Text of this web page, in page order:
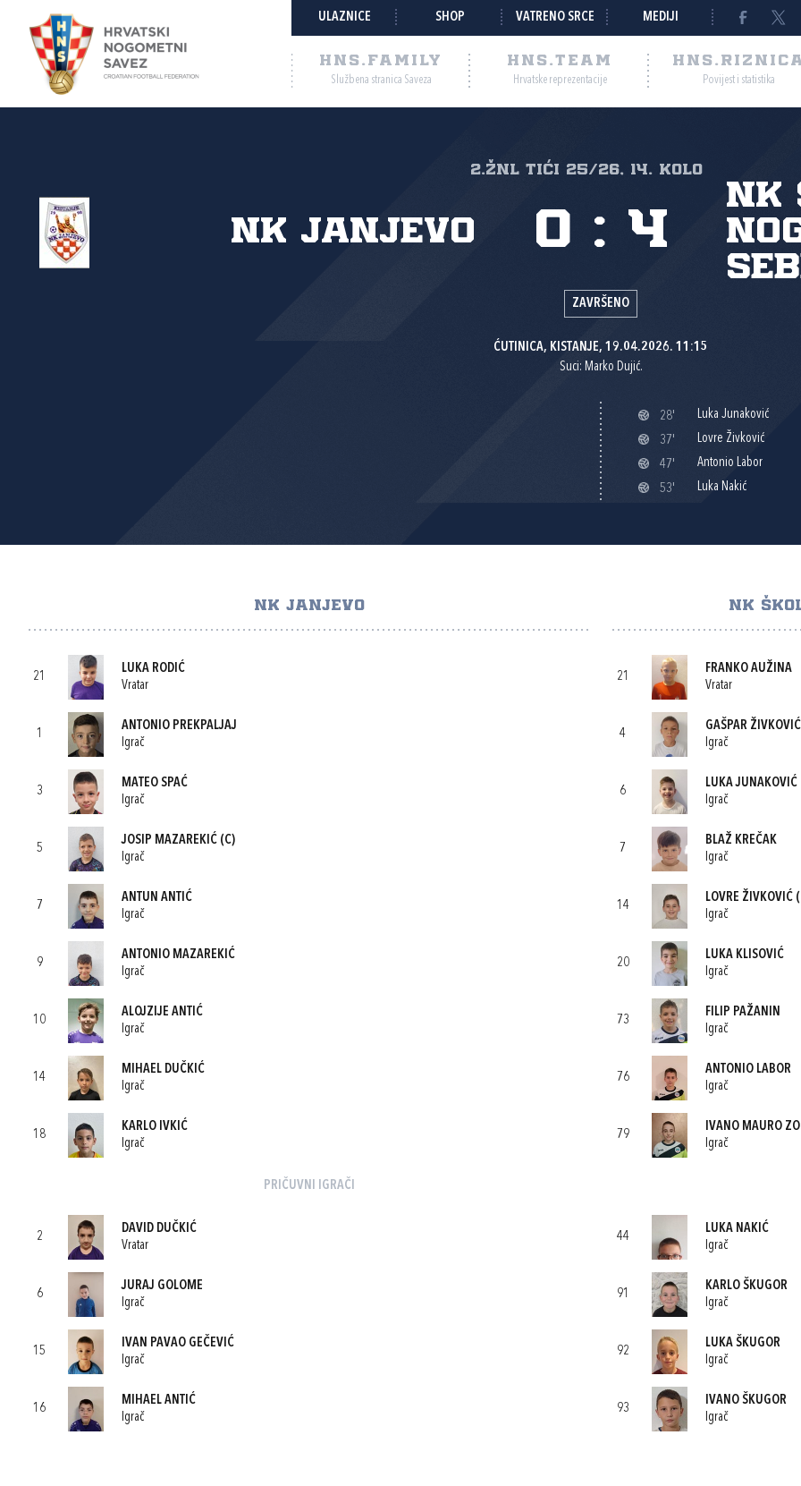
ULAZNICE SHOP VATRENO SRCE MEDIJI
HNS.FAMILY
Službena stranica Saveza
HNS.TEAM
Hrvatske reprezentacije Povijest i statistika
2.ŽNL TIĆI 25/26, 14. kolo
NK Janjevo
NK
0 : 4
ZAVRŠENO
ĆUTINICA, KISTANJE, 19.04.2026. 11:15
Suci: Marko Dujić.
28'
Luka Junaković
37'
Lovre Živković
47'
Antonio Labor
53'
Luka Nakić
NK JANJEVO
21
LUKA RODIĆ
Vratar
1
ANTONIO PREKPALJAJ
Igrač
3
MATEO SPAĆ
Igrač
5
JOSIP MAZAREKIĆ (C)
Igrač
7
ANTUN ANTIĆ
Igrač
9
ANTONIO MAZAREKIĆ
Igrač
10
ALOJZIJE ANTIĆ
Igrač
14
MIHAEL DUČKIĆ
Igrač
18
KARLO IVKIĆ
Igrač
PRIČUVNI IGRAČI
2
DAVID DUČKIĆ
Vratar
6
JURAJ GOLOME
Igrač
15
IVAN PAVAO GEČEVIĆ
Igrač
16
MIHAEL ANTIĆ
Igrač
NK
21
FRANKO AUŽINA
Vratar
4
GAŠPAR ŽIVKOVIĆ
Igrač
6
LUKA JUNAKOVIĆ
Igrač
7
BLAŽ KREČAK
Igrač
14
LOVRE ŽIVKOVIĆ
Igrač
20
LUKA KLISOVIĆ
Igrač
73
FILIP PAŽANIN
Igrač
76
ANTONIO LABOR
Igrač
79
IVANO MAURO
Igrač
44
LUKA NAKIĆ
Igrač
91
KARLO ŠKUGOR
Igrač
92
LUKA ŠKUGOR
Igrač
93
IVANO ŠKUGOR
Igrač